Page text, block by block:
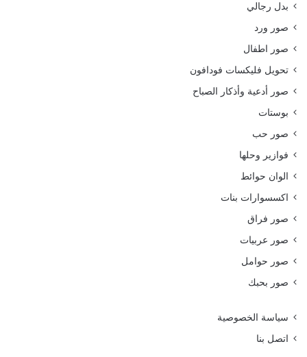
بدل رجالي
صور ورد
صور اطفال
تحويل فليكسات فودافون
صور أدعية وأذكار الصباح
بوستات
صور حب
فوازير وحلها
الوان حوائط
اكسسوارات بنات
صور فراق
صور عربيات
صور حوامل
صور بحبك
سياسة الخصوصية
اتصل بنا